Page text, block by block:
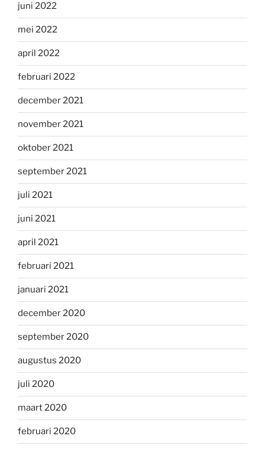
juni 2022
mei 2022
april 2022
februari 2022
december 2021
november 2021
oktober 2021
september 2021
juli 2021
juni 2021
april 2021
februari 2021
januari 2021
december 2020
september 2020
augustus 2020
juli 2020
maart 2020
februari 2020